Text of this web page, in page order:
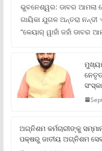
ଭୁବନେଶ୍ୱର: ଡାବର ଆମଲା
ଗାୟିକା ଯୁଗଳ ଅନ୍ତରା
“କେୟାର୍ ୱାହାଁ ଜହାଁ ଡାବର
ଅଗ୍ନିଶମ କର୍ମଚାରୀଙ୍କୁ
ପକ୍ଷରୁ ଜାତୀୟ ଅଗ୍ନିଶମ